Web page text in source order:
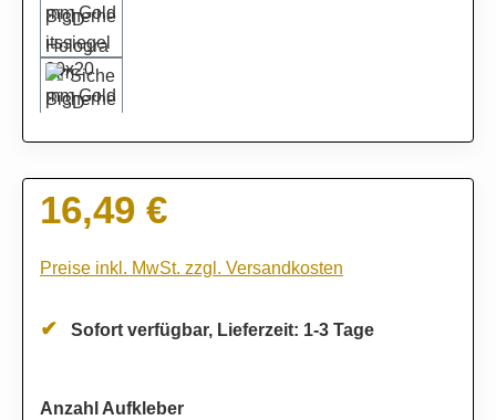
Regulärer Preis:
16,49 €
Preise inkl. MwSt. zzgl. Versandkosten
Sofort verfügbar, Lieferzeit: 1-3 Tage
Anzahl Aufkleberauswählen